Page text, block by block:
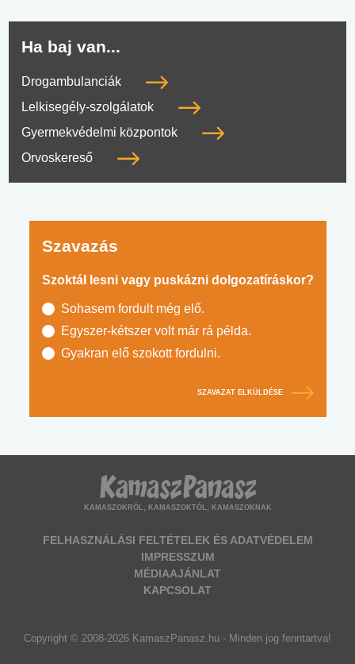
Ha baj van...
Drogambulanciák
Lelkisegély-szolgálatok
Gyermekvédelmi központok
Orvoskereső
Szavazás
Szoktál lesni vagy puskázni dolgozatíráskor?
Sohasem fordult még elő.
Egyszer-kétszer volt már rá példa.
Gyakran elő szokott fordulni.
SZAVAZAT ELKÜLDÉSE
KAMASZOKRÓL, KAMASZOKTÓL, KAMASZOKNAK
FELHASZNÁLÁSI FELTÉTELEK ÉS ADATVÉDELEM
IMPRESSZUM
MÉDIAAJÁNLAT
KAPCSOLAT
Copyright © 2008-2026 KamaszPanasz.hu - Minden jog fenntartva!